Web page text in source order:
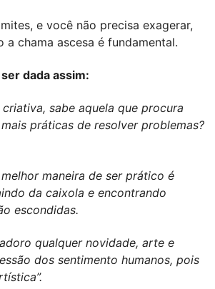
e você não precisa exagerar,
a chama ascesa é fundamental.
dada assim:
criativa, sabe aquela que procura
práticas de resolver problemas?
maneira de ser prático é
da caixola e encontrando
escondidas.
qualquer novidade, arte e
dos sentimento humanos, pois